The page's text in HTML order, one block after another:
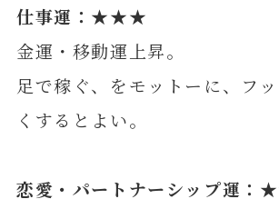
仕事運：★★★
金運・移動運上昇。
足で稼ぐ、をモットーに、フ
くするとよい。
恋愛・パートナーシップ運